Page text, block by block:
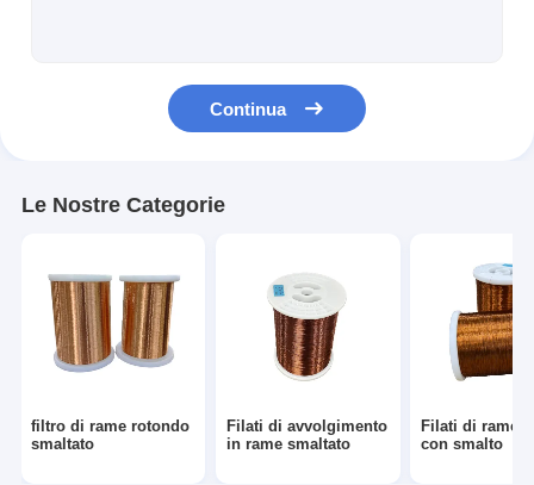
Filati ricoperti di seta
Continua
Le Nostre Categorie
filtro di rame rotondo
smaltato
Filati di avvolgimento
in rame smaltato
Filati di rame
con smalto